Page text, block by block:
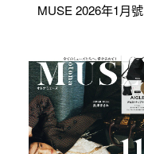
MUSE 2026年1月號